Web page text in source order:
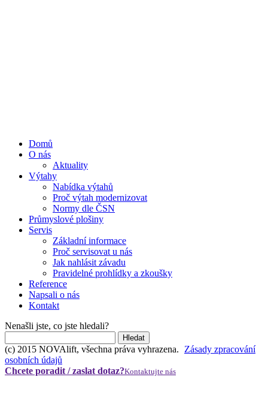
Domů
O nás
Aktuality
Výtahy
Nabídka výtahů
Proč výtah modernizovat
Normy dle ČSN
Průmyslové plošiny
Servis
Základní informace
Proč servisovat u nás
Jak nahlásit závadu
Pravidelné prohlídky a zkoušky
Reference
Napsali o nás
Kontakt
Nenašli jste, co jste hledali?
(c) 2015 NOVAlift, všechna práva vyhrazena.
Zásady zpracování
osobních údajů
Chcete poradit / zaslat dotaz?Kontaktujte nás